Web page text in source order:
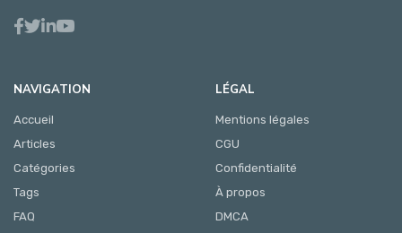
NAVIGATION
Accueil
Articles
Catégories
Tags
FAQ
LÉGAL
Mentions légales
CGU
Confidentialité
À propos
DMCA